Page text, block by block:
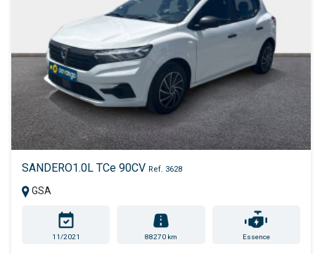
SANDERO1.0L TCe 90CV Ref. 3628
GSA
11/2021 88270 km Essence